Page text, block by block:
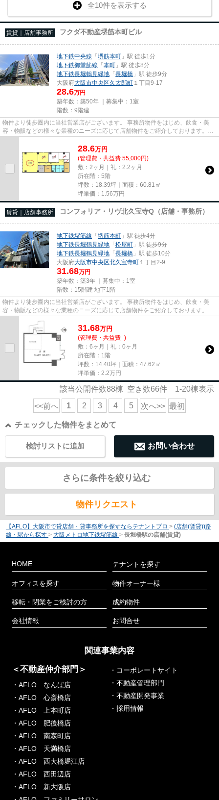
全10件を表示する
賃貸｜店舗事務所 フクダ不動産堺筋本町ビル
地下鉄中央線 「堺筋本町 」駅 徒歩1分
地下鉄御堂筋線 「本町 」駅 徒歩8分
地下鉄長堀鶴見緑地 「長堀橋 」駅 徒歩9分
大阪府大阪市中央区久太郎町 １丁目9-17
28.6万円
築年数：築50年 ｜募集中： 1室
階数：9階建
物件より徒歩圏内に当社営業店がございます。 事務所物件をはじめ、飲食・美
容・物販などの様々な業種のニーズに応じて店舗物件をご紹介しております。
尚、弊社ではおとり広告は一切...
28.6万円
(管理費・共益費 55,000円)
敷：2ヶ月｜礼：2.2ヶ月
所在階：5階
坪数：18.39坪｜面積：60.81㎡
坪単価： 1.56万円
賃貸｜店舗事務所 コンフォリア・リヴ北久宝寺Q（店舗・事務所）
地下鉄堺筋線 「堺筋本町 」駅 徒歩4分
地下鉄長堀鶴見緑地 「松屋町 」駅 徒歩9分
地下鉄長堀鶴見緑地 「長堀橋 」駅 徒歩10分
大阪府大阪市中央区北久宝寺町 １丁目2-9
31.68万円
築年数：築3年 ｜募集中： 1室
階数：15階建 地下1階
物件より徒歩圏内に当社営業店がございます。 事務所物件をはじめ、飲食・美
容・物販などの様々な業種のニーズに応じて店舗物件をご紹介しております。
尚、弊社ではおとり広告は一切...
31.68万円
(管理費・共益費 -)
敷：6ヶ月｜礼：0ヶ月
所在階：1階
坪数：14.40坪｜面積：47.62㎡
坪単価： 2.2万円
該当公開件数88棟 空き数66件 1-20棟表示
<<前へ 1 2 3 4 5 次へ>> 最初
チェックした物件をまとめて
お問い合わせ
検討リストに追加
さらに条件を絞り込む
物件リクエスト
【AFLO】大阪市で貸店舗・貸事務所を探すならテナントプロ > (店舗(賃貸))路
線・駅から探す > 大阪メトロ地下鉄堺筋線 > 長堀橋駅の店舗(賃貸)
HOME
オフィスを探す
移転・閉業をご検討の方
会社情報
テナントを探す
物件オーナー様
成約物件
お問合せ
関連事業内容
＜不動産仲介部門＞
・AFLO なんば店
・AFLO 心斎橋店
・AFLO 上本町店
・AFLO 肥後橋店
・AFLO 南森町店
・AFLO 天満橋店
・AFLO 西大橋堀江店
・AFLO 西田辺店
・AFLO 新大阪店
・コーポレートサイト
・不動産管理部門
・不動産開発事業
・採用情報